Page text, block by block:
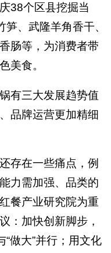
38个区县挖掘当
笋、武隆羊角香干、
肠等，为消费者带
美食。
有三大发展趋势值
品牌运营更加精细
存在一些痛点，例
力需加强、品类的
餐产业研究院为重
：加快创新脚步，
“做大”并行；用文化